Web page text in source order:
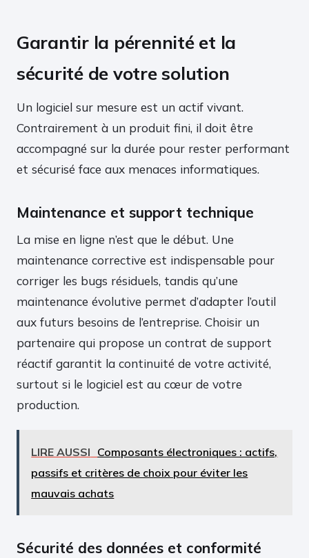
Garantir la pérennité et la
sécurité de votre solution
Un logiciel sur mesure est un actif vivant.
Contrairement à un produit fini, il doit être
accompagné sur la durée pour rester performant
et sécurisé face aux menaces informatiques.
Maintenance et support technique
La mise en ligne n’est que le début. Une
maintenance corrective est indispensable pour
corriger les bugs résiduels, tandis qu’une
maintenance évolutive permet d’adapter l’outil
aux futurs besoins de l’entreprise. Choisir un
partenaire qui propose un contrat de support
réactif garantit la continuité de votre activité,
surtout si le logiciel est au cœur de votre
production.
LIRE AUSSI Composants électroniques : actifs,
passifs et critères de choix pour éviter les
mauvais achats
Sécurité des données et conformité